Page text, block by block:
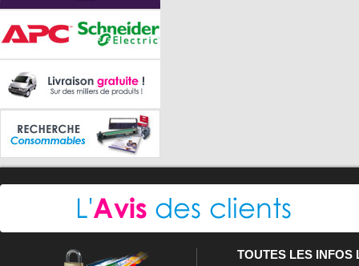
TOUTES LES INFOS